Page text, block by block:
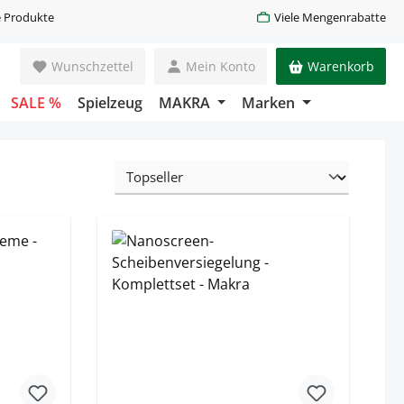
Produkte Viele Mengenrabatte
Wunschzettel Mein Konto Warenkorb
SALE % Spielzeug MAKRA Marken